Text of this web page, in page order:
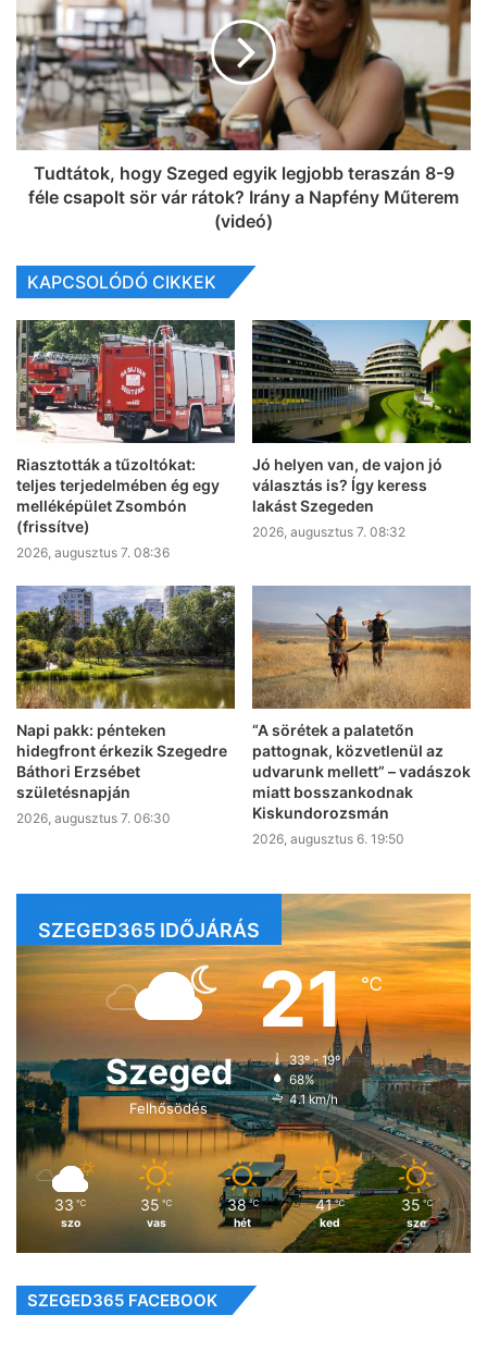
Tudtátok, hogy Szeged egyik legjobb teraszán 8-9
féle csapolt sör vár rátok? Irány a Napfény Műterem
(videó)
KAPCSOLÓDÓ CIKKEK
Riasztották a tűzoltókat:
teljes terjedelmében ég egy
melléképület Zsombón
(frissítve)
2026, augusztus 7. 08:36
Jó helyen van, de vajon jó
választás is? Így keress
lakást Szegeden
2026, augusztus 7. 08:32
Napi pakk: pénteken
hidegfront érkezik Szegedre
Báthori Erzsébet
születésnapján
2026, augusztus 7. 06:30
“A sörétek a palatetőn
pattognak, közvetlenül az
udvarunk mellett” – vadászok
miatt bosszankodnak
Kiskundorozsmán
2026, augusztus 6. 19:50
SZEGED365 IDŐJÁRÁS
Szeged
Felhősödés
21℃
33º - 19º
68%
4.1 km/h
33 ℃
szo
35 ℃
vas
38 ℃
hét
41 ℃
ked
35 ℃
sze
SZEGED365 FACEBOOK